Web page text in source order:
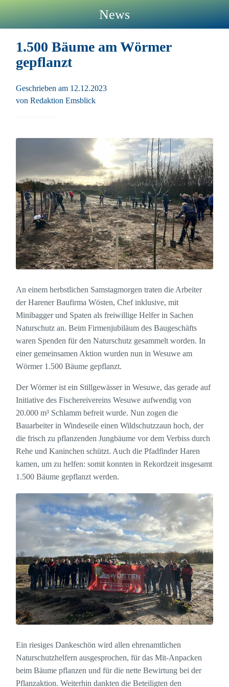
News
1.500 Bäume am Wörmer
gepflanzt
Geschrieben am 12.12.2023
von Redaktion Emsblick
An einem herbstlichen Samstagmorgen traten die Arbeiter
der Harener Baufirma Wösten, Chef inklusive, mit
Minibagger und Spaten als freiwillige Helfer in Sachen
Naturschutz an. Beim Firmenjubiläum des Baugeschäfts
waren Spenden für den Naturschutz gesammelt worden. In
einer gemeinsamen Aktion wurden nun in Wesuwe am
Wörmer 1.500 Bäume gepflanzt.
Der Wörmer ist ein Stillgewässer in Wesuwe, das gerade auf
Initiative des Fischereivereins Wesuwe aufwendig von
20.000 m³ Schlamm befreit wurde. Nun zogen die
Bauarbeiter in Windeseile einen Wildschutzzaun hoch, der
die frisch zu pflanzenden Jungbäume vor dem Verbiss durch
Rehe und Kaninchen schützt. Auch die Pfadfinder Haren
kamen, um zu helfen: somit konnten in Rekordzeit insgesamt
1.500 Bäume gepflanzt werden.
Ein riesiges Dankeschön wird allen ehrenamtlichen
Naturschutzhelfern ausgesprochen, für das Mit-Anpacken
beim Bäume pflanzen und für die nette Bewirtung bei der
Pflanzaktion. Weiterhin dankten die Beteiligten den